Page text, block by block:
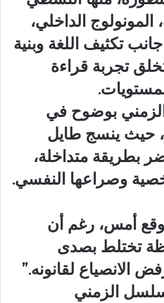
المونولوج الداخلي،
تكثيف اللغة وبنية
تجربة قراءة
بوضوح في
حيث ينسج طايل
بطريقة متداخلة،
وصراعها النفسي.
وقع أمس، رغم أن
تختلط بصدى
الانصياع لقانونه.”
الزمني